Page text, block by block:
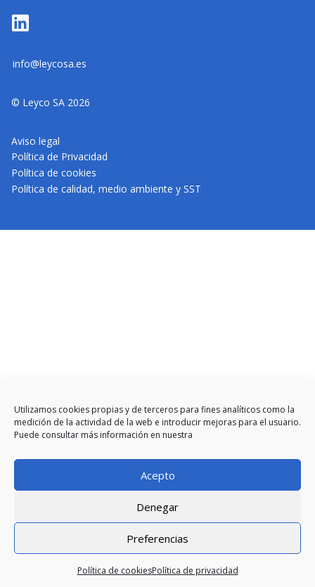
Utilizamos cookies propias y de terceros para fines analíticos como la
medición de la actividad de la web e introducir mejoras para el usuario.
Puede consultar más información en nuestra
Acepto
Denegar
Preferencias
Política de cookiesPolítica de privacidad
© Leyco SA 2026
Aviso legal
Política de Privacidad
Política de cookies
Política de calidad, medio ambiente y SST
info@leycosa.es